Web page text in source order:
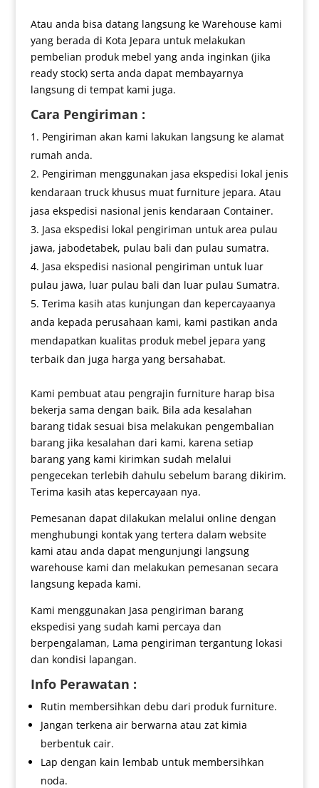
Atau anda bisa datang langsung ke Warehouse kami
yang berada di Kota Jepara untuk melakukan
pembelian produk mebel yang anda inginkan (jika
ready stock) serta anda dapat membayarnya
langsung di tempat kami juga.
Cara Pengiriman :
Pengiriman akan kami lakukan langsung ke alamat
rumah anda.
Pengiriman menggunakan jasa ekspedisi lokal jenis
kendaraan truck khusus muat furniture jepara. Atau
jasa ekspedisi nasional jenis kendaraan Container.
Jasa ekspedisi lokal pengiriman untuk area pulau
jawa, jabodetabek, pulau bali dan pulau sumatra.
Jasa ekspedisi nasional pengiriman untuk luar
pulau jawa, luar pulau bali dan luar pulau Sumatra.
Terima kasih atas kunjungan dan kepercayaanya
anda kepada perusahaan kami, kami pastikan anda
mendapatkan kualitas produk mebel jepara yang
terbaik dan juga harga yang bersahabat.
Kami pembuat atau pengrajin furniture harap bisa
bekerja sama dengan baik. Bila ada kesalahan
barang tidak sesuai bisa melakukan pengembalian
barang jika kesalahan dari kami, karena setiap
barang yang kami kirimkan sudah melalui
pengecekan terlebih dahulu sebelum barang dikirim.
Terima kasih atas kepercayaan nya.
Pemesanan dapat dilakukan melalui online dengan
menghubungi kontak yang tertera dalam website
kami atau anda dapat mengunjungi langsung
warehouse kami dan melakukan pemesanan secara
langsung kepada kami.
Kami menggunakan Jasa pengiriman barang
ekspedisi yang sudah kami percaya dan
berpengalaman, Lama pengiriman tergantung lokasi
dan kondisi lapangan.
Info Perawatan :
Rutin membersihkan debu dari produk furniture.
Jangan terkena air berwarna atau zat kimia
berbentuk cair.
Lap dengan kain lembab untuk membersihkan
noda.